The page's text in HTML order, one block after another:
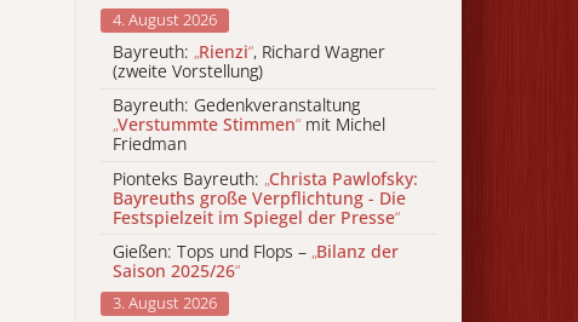
4. August 2026
Bayreuth: „Rienzi“, Richard Wagner
(zweite Vorstellung)
Bayreuth: Gedenkveranstaltung
„Verstummte Stimmen“ mit Michel
Friedman
Pionteks Bayreuth: „Christa Pawlofsky:
Bayreuths große Verpflichtung - Die
Festspielzeit im Spiegel der Presse“
Gießen: Tops und Flops – „Bilanz der
Saison 2025/26“
3. August 2026